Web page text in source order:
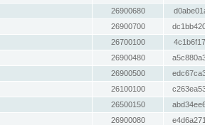
26900680
26900700
26700100
26900480
26900500
26100100
26500150
26900080